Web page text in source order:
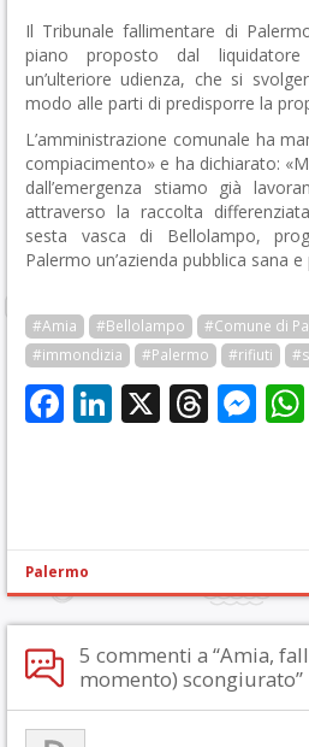
Il Tribunale fallimentare di
piano proposto dal liquidatore
un’ulteriore udienza, che si
modo alle parti di predisporre la
L’amministrazione comunale ha
compiacimento» e ha dichiarato:
dall’emergenza stiamo già
attraverso la raccolta
sesta vasca di Bellolampo,
Palermo un’azienda pubblica sana
#Amia #Bellolampo #Comune di
#immondizia
#Palermo #rifiuti
Facebook
LinkedIn
X
Palermo
5 commenti a “Amia,
momento) scongiurato”